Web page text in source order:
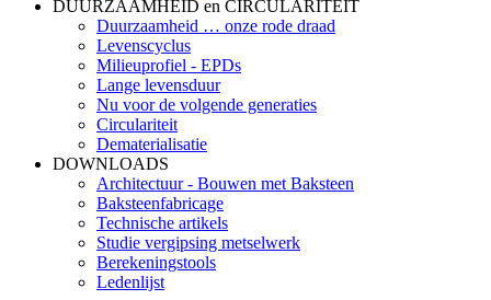
DUURZAAMHEID en CIRCULARITEIT
Duurzaamheid … onze rode draad
Levenscyclus
Milieuprofiel - EPDs
Lange levensduur
Nu voor de volgende generaties
Circulariteit
Dematerialisatie
DOWNLOADS
Architectuur - Bouwen met Baksteen
Baksteenfabricage
Technische artikels
Studie vergipsing metselwerk
Berekeningstools
Ledenlijst